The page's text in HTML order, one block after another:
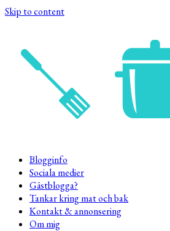
Skip to content
Blogginfo
Sociala medier
Gästblogga?
Tankar kring mat och bak
Kontakt & annonsering
Om mig